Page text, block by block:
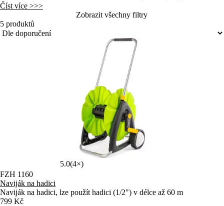
navrženy s důrazem na jednoduchost použ
zajišťuje komfort při manipulaci s hadicemi.
Číst více >>>
Zobrazit všechny filtry
5 produktů
5.0(4×)
FZH 1160
Naviják na hadici
Naviják na hadici, lze použít hadici (1/2") v délce až 60 m
799 Kč